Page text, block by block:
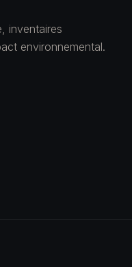
inventaires
environnemental.